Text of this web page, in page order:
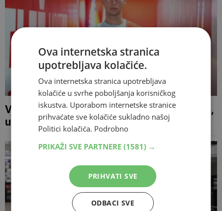
Velež doveo mladog napadača iz Slovenije,
u juniorima Celja zabio 17 golova
Ova internetska stranica
upotrebljava kolačiće.
Ova internetska stranica upotrebljava
kolačiće u svrhe poboljšanja korisničkog
iskustva. Uporabom internetske stranice
prihvaćate sve kolačiće sukladno našoj
Politici kolačića. Podrobno
PRIKAŽI SVE PARTNERE (1581) →
PRIHVATI SVE
ODBACI SVE